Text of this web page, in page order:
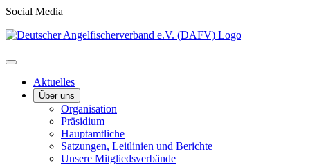
Social Media
Aktuelles
Über uns
Organisation
Präsidium
Hauptamtliche
Satzungen, Leitlinien und Berichte
Unsere Mitgliedsverbände